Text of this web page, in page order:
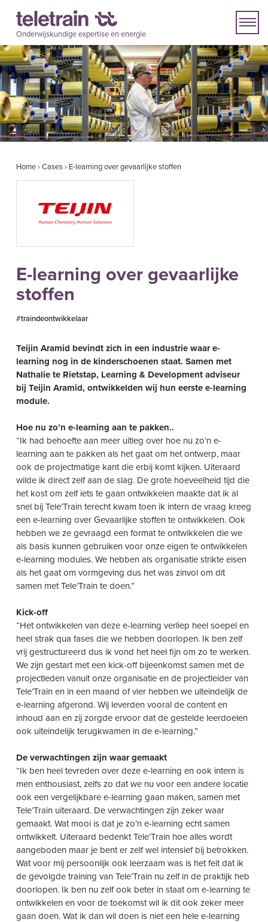
Onderwijskundige expertise en energie
Home›Cases› E-learning over gevaarlijke stoffen
E-learning over gevaarlijke
stoffen
traindeontwikkelaar
Teijin Aramid bevindt zich in een industrie waar e-
learning nog in de kinderschoenen staat. Samen met
Nathalie te Rietstap, Learning & Development adviseur
bij Teijin Aramid, ontwikkelden wij hun eerste e-learning
module.
Hoe nu zo’n e-learning aan te pakken..
“Ik had behoefte aan meer uitleg over hoe nu zo’n e-
learning aan te pakken als het gaat om het ontwerp, maar
ook de projectmatige kant die erbij komt kijken. Uiteraard
wilde ik direct zelf aan de slag. De grote hoeveelheid tijd die
het kost om zelf iets te gaan ontwikkelen maakte dat ik al
snel bij Tele’Train terecht kwam toen ik intern de vraag kreeg
een e-learning over Gevaarlijke stoffen te ontwikkelen. Ook
hebben we ze gevraagd een format te ontwikkelen die we
als basis kunnen gebruiken voor onze eigen te ontwikkelen
e-learning modules. We hebben als organisatie strikte eisen
als het gaat om vormgeving dus het was zinvol om dit
samen met Tele’Train te doen.”
Kick-off
“Het ontwikkelen van deze e-learning verliep heel soepel en
heel strak qua fases die we hebben doorlopen. Ik ben zelf
vrij gestructureerd dus ik vond het heel fijn om zo te werken.
We zijn gestart met een kick-off bijeenkomst samen met de
projectleden vanuit onze organisatie en de projectleider van
Tele’Train en in een maand of vier hebben we uiteindelijk de
e-learning afgerond. Wij leverden vooral de content en
inhoud aan en zij zorgde ervoor dat de gestelde leerdoelen
ook uiteindelijk terugkwamen in de e-learning.”
De verwachtingen zijn waar gemaakt
“Ik ben heel tevreden over deze e-learning en ook intern is
men enthousiast, zelfs zo dat we nu voor een andere locatie
ook een vergelijkbare e-learning gaan maken, samen met
Tele’Train uiteraard. De verwachtingen zijn zeker waar
gemaakt. Wat mooi is dat je zo’n e-learning echt samen
ontwikkelt. Uiteraard bedenkt Tele’Train hoe alles wordt
aangeboden maar je bent er zelf wel intensief bij betrokken.
Wat voor mij persoonlijk ook leerzaam was is het feit dat ik
de gevolgde training van Tele’Train nu zelf in de praktijk heb
doorlopen. Ik ben nu zelf ook beter in staat om e-learning te
ontwikkelen en voor de toekomst wil ik dit ook zeker meer
gaan doen. Wat ik dan wil doen is niet een hele e-learning